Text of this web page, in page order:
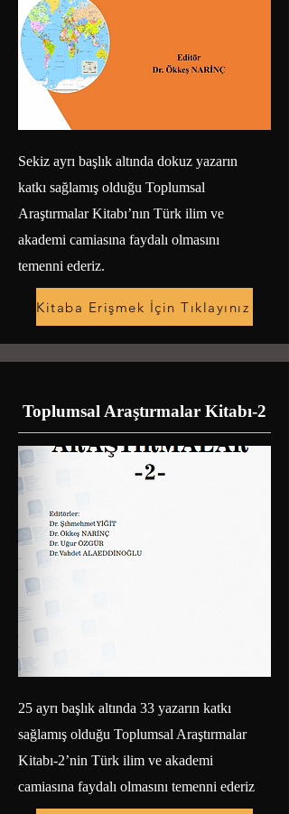
Sekiz ayrı başlık altında dokuz yazarın
katkı sağlamış olduğu Toplumsal
Araştırmalar Kitabı’nın Türk ilim ve
akademi camiasına faydalı olmasını
temenni ederiz.
Kitaba Erişmek İçin Tıklayınız
Toplumsal Araştırmalar Kitabı-2
25 ayrı başlık altında 33 yazarın katkı
sağlamış olduğu Toplumsal Araştırmalar
Kitabı-2’nin Türk ilim ve akademi
camiasına faydalı olmasını temenni ederiz